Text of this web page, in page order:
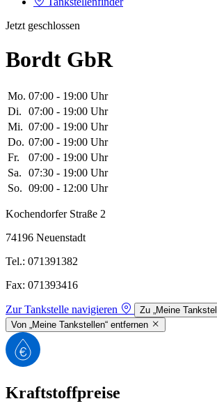
Jetzt geschlossen
Bordt GbR
Mo. 07:00 - 19:00 Uhr
Di.
07:00 - 19:00 Uhr
Mi. 07:00 - 19:00 Uhr
Do. 07:00 - 19:00 Uhr
Fr.
07:00 - 19:00 Uhr
Sa.
07:30 - 19:00 Uhr
So. 09:00 - 12:00 Uhr
Kochendorfer Straße 2
74196 Neuenstadt
Tel.: 071391382
Fax: 071393416
Zur Tankstelle navigieren
Zu „Meine
Von „Meine Tankstellen“ entfernen
Kraftstoffpreise